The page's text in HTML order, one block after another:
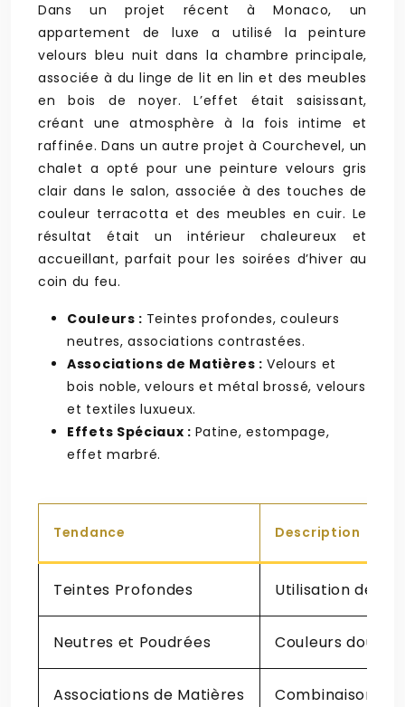
Dans un projet récent à Monaco, un
appartement de luxe a utilisé la peinture
velours bleu nuit dans la chambre principale,
associée à du linge de lit en lin et des meubles
en bois de noyer. L’effet était saisissant,
créant une atmosphère à la fois intime et
raffinée. Dans un autre projet à Courchevel, un
chalet a opté pour une peinture velours gris
clair dans le salon, associée à des touches de
couleur terracotta et des meubles en cuir. Le
résultat était un intérieur chaleureux et
accueillant, parfait pour les soirées d’hiver au
coin du feu.
Couleurs : Teintes profondes, couleurs
neutres, associations contrastées.
Associations de Matières : Velours et
bois noble, velours et métal brossé, velours
et textiles luxueux.
Effets Spéciaux : Patine, estompage,
effet marbré.
Tendance Description
Teintes Profondes Utilisation de
Neutres et Poudrées Couleurs
Associations de Matières Combinaison